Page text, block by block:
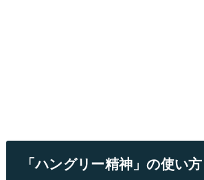
「ハングリー精神」の使い方